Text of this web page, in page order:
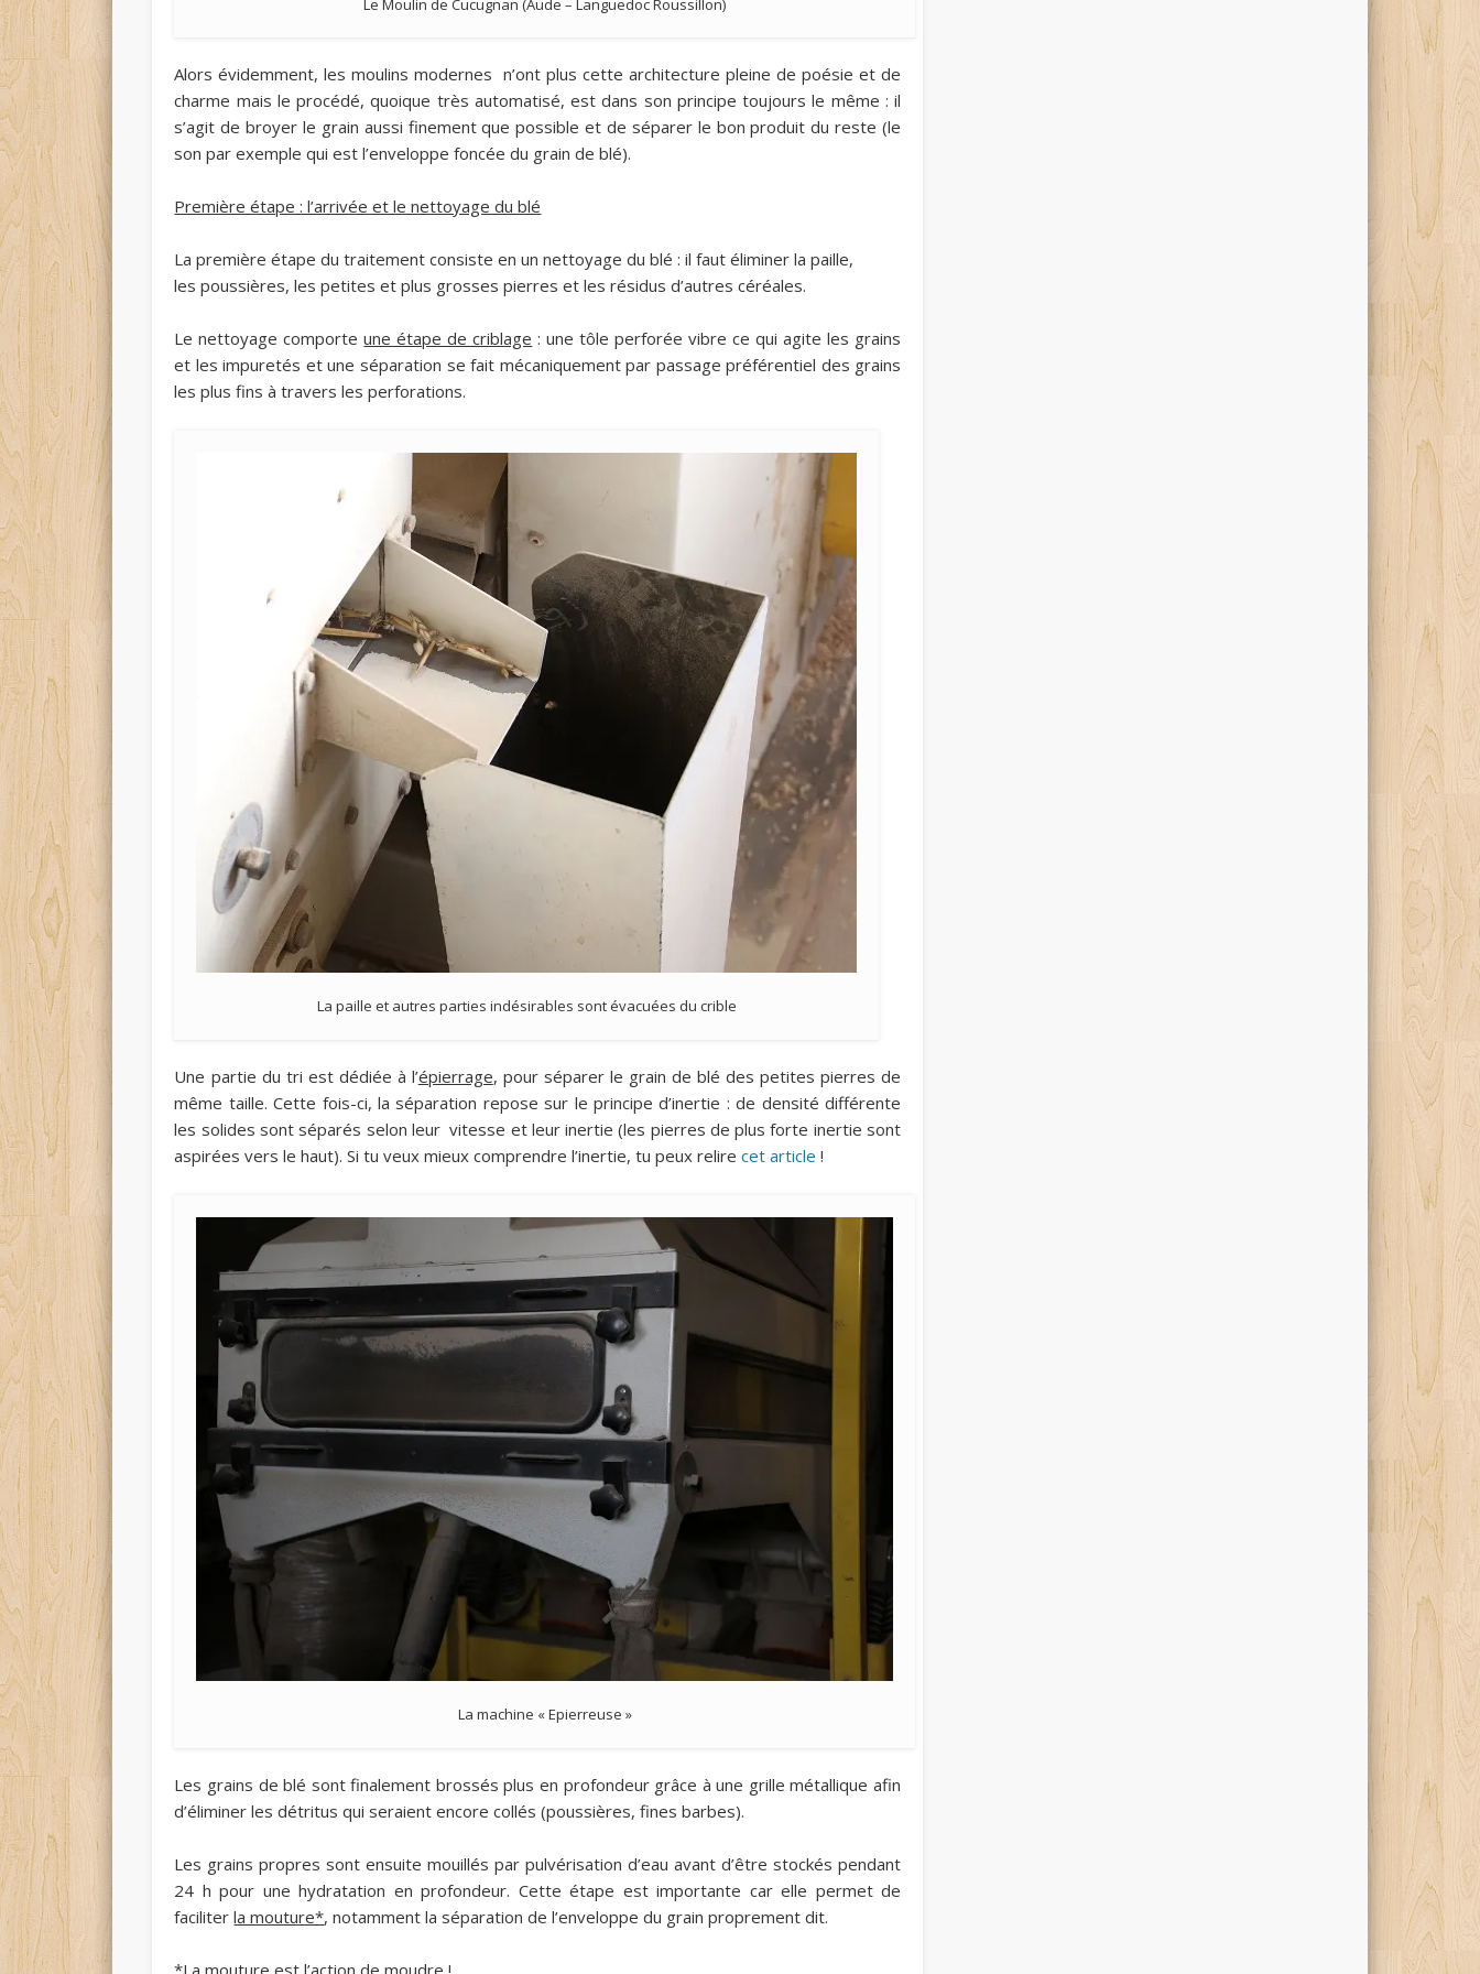
Alors évidemment, les moulins modernes n’ont plus cette architecture pleine de poésie et de
charme mais le procédé, quoique très automatisé, est dans son principe toujours le même : il
s’agit de broyer le grain aussi finement que possible et de séparer le bon produit du reste (le
son par exemple qui est l’enveloppe foncée du grain de blé).
Première étape : l’arrivée et le nettoyage du blé
La première étape du traitement consiste en un nettoyage du blé : il faut éliminer la paille,
les poussières, les petites et plus grosses pierres et les résidus d’autres céréales.
Le nettoyage comporteune étape de criblage : une tôle perforée vibre ce qui agite les grains
et les impuretés et une séparation se fait mécaniquement par passage préférentiel des grains
les plus fins à travers les perforations.
La paille et autres parties indésirables sont évacuées du crible
Une partie du tri est dédiée à l’épierrage, pour séparer le grain de blé des petites pierres de
même taille. Cette fois-ci, la séparation repose sur le principe d’inertie : de densité différente
les solides sont séparés selon leur vitesse et leur inertie (les pierres de plus forte inertie sont
aspirées vers le haut). Si tu veux mieux comprendre l’inertie, tu peux relirecet article !
La machine « Epierreuse »
Les grains de blé sont finalement brossés plus en profondeur grâce à une grille métallique afin
d’éliminer les détritus qui seraient encore collés (poussières, fines barbes).
Les grains propres sont ensuite mouillés par pulvérisation d’eau avant d’être stockés pendant
24 h pour une hydratation en profondeur. Cette étape est importante car elle permet de
faciliterla mouture*, notamment la séparation de l’enveloppe du grain proprement dit.